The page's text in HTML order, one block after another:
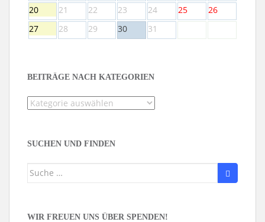
20
21 22 23 24 25
26
27
28 29 30 31
BEITRÄGE NACH KATEGORIEN
Beiträge
SUCHEN UND FINDEN
Suche
WIR FREUEN UNS ÜBER SPENDEN!